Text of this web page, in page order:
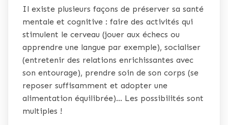
Il existe plusieurs façons de préserver sa santé
mentale et cognitive : faire des activités qui
stimulent le cerveau (jouer aux échecs ou
apprendre une langue par exemple), socialiser
(entretenir des relations enrichissantes avec
son entourage), prendre soin de son corps (se
reposer suffisamment et adopter une
alimentation équilibrée)... Les possibilités sont
multiples !